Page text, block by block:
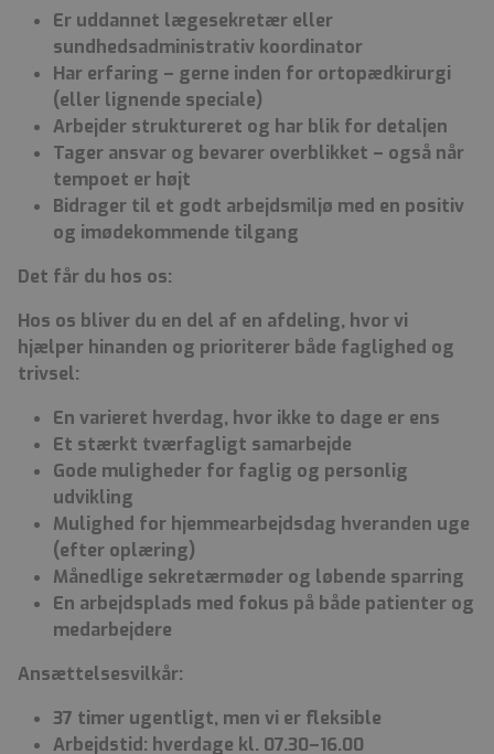
Er uddannet lægesekretær eller
sundhedsadministrativ koordinator
Har erfaring – gerne inden for ortopædkirurgi
(eller lignende speciale)
Arbejder struktureret og har blik for detaljen
Tager ansvar og bevarer overblikket – også når
tempoet er højt
Bidrager til et godt arbejdsmiljø med en positiv
og imødekommende tilgang
Det får du hos os:
Hos os bliver du en del af en afdeling, hvor vi
hjælper hinanden og prioriterer både faglighed og
trivsel:
En varieret hverdag, hvor ikke to dage er ens
Et stærkt tværfagligt samarbejde
Gode muligheder for faglig og personlig
udvikling
Mulighed for hjemmearbejdsdag hveranden uge
(efter oplæring)
Månedlige sekretærmøder og løbende sparring
En arbejdsplads med fokus på både patienter og
medarbejdere
Ansættelsesvilkår:
37 timer ugentligt, men vi er fleksible
Arbejdstid: hverdage kl. 07.30–16.00